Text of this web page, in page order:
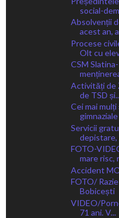
social-
Absolvenții
acest an,
Procese
Olt cu
CSM
Activități de
de TSD
Cei mai
gimnaziale
Servicii
depistare,
FOTO-
mare risc,
Accident
FOTO/
Bobicești
VIDEO/
71 ani. V...